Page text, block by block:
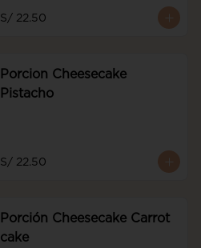
S/ 22.50
Porcion Cheesecake
Pistacho
S/ 22.50
Porción Cheesecake Carrot
cake